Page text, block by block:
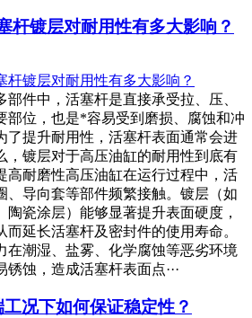
杆镀层对耐用性有多大影响？
部件中，活塞杆是直接承受拉、压、
部位，也是*容易受到磨损、腐蚀和冲
了提升耐用性，活塞杆表面通常会进
，镀层对于高压油缸的耐用性到底有
高耐磨性高压油缸在运行过程中，活
、导向套等部件频繁接触。镀层（如
陶瓷涂层）能够显著提升表面硬度，
而延长活塞杆及密封件的使用寿命。
在潮湿、盐雾、化学腐蚀等恶劣环境
蚀，造成活塞杆表面点···
况下如何保证稳定性？